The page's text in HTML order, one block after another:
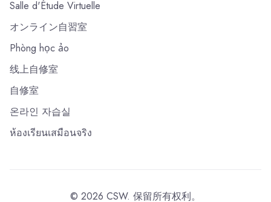
Salle d'Étude Virtuelle
オンライン自習室
Phòng học ảo
线上自修室
自修室
온라인 자습실
ห้องเรียนเสมือนจริง
© 2026 CSW. 保留所有权利。